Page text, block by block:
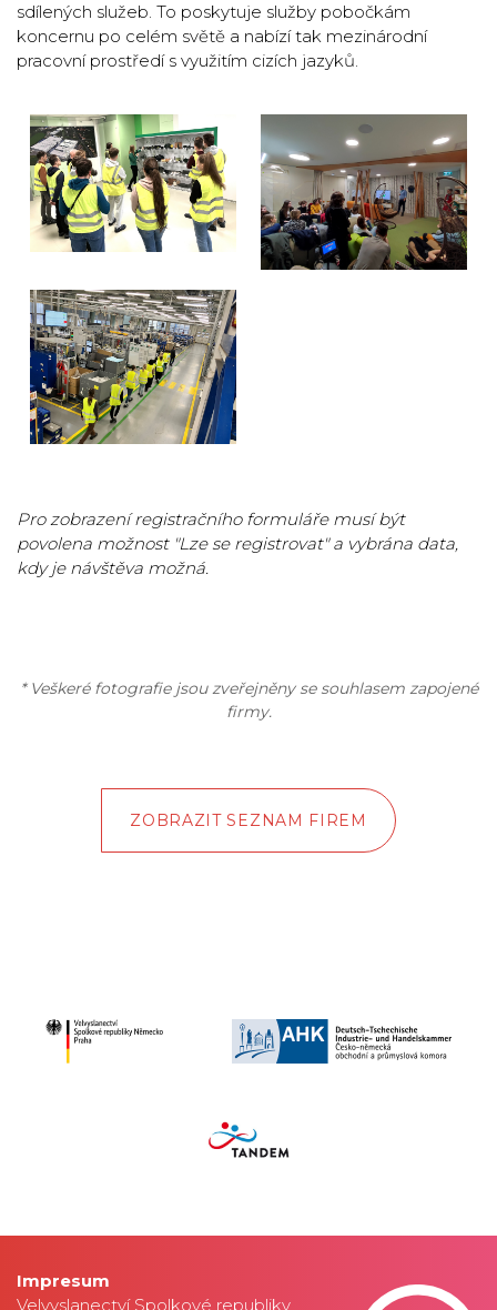
sdílených služeb. To poskytuje služby pobočkám
koncernu po celém světě a nabízí tak mezinárodní
pracovní prostředí s využitím cizích jazyků.
Pro zobrazení registračního formuláře musí být
povolena možnost "Lze se registrovat" a vybrána data,
kdy je návštěva možná.
* Veškeré fotografie jsou zveřejněny se souhlasem zapojené
firmy.
ZOBRAZIT SEZNAM FIREM
Impresum
Velvyslanectví Spolkové republiky